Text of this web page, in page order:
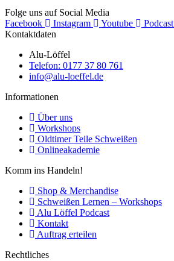
Folge uns auf Social Media
Facebook
Instagram Youtube
Podcast
Kontaktdaten
Alu-Löffel
Telefon: 0177 37 80 761
info@alu-loeffel.de
Informationen
Über uns
Workshops
Oldtimer Teile Schweißen
Onlineakademie
Komm ins Handeln!
Shop & Merchandise
Schweißen Lernen – Workshops
Alu Löffel Podcast
Kontakt
Auftrag erteilen
Rechtliches